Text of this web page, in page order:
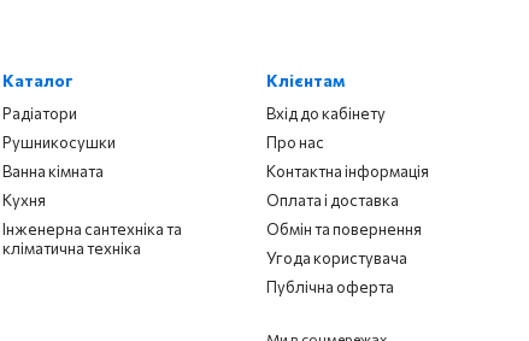
Каталог
Радіатори
Рушникосушки
Ванна кімната
Кухня
Інженерна сантехніка та
кліматична техніка
Клієнтам
Вхід до кабінету
Про нас
Контактна інформація
Оплата і доставка
Обмін та повернення
Угода користувача
Публічна оферта